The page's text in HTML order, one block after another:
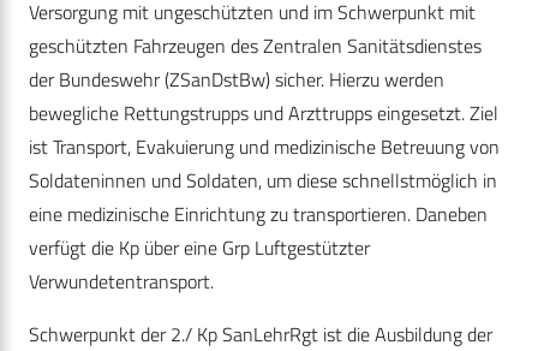
Versorgung mit ungeschützten und im Schwerpunkt mit
geschützten Fahrzeugen des Zentralen Sanitätsdienstes
der Bundeswehr (ZSanDstBw) sicher. Hierzu werden
bewegliche Rettungstrupps und Arzttrupps eingesetzt. Ziel
ist Transport, Evakuierung und medizinische Betreuung von
Soldateninnen und Soldaten, um diese schnellstmöglich in
eine medizinische Einrichtung zu transportieren. Daneben
verfügt die Kp über eine Grp Luftgestützter
Verwundetentransport.
Schwerpunkt der 2./ Kp SanLehrRgt ist die Ausbildung der